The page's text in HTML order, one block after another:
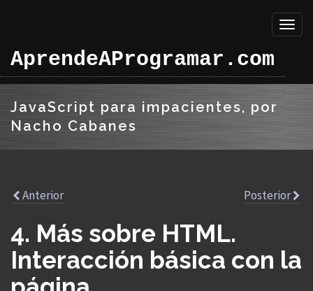
AprendeAProgramar.com
JavaScript para impacientes, por
Nacho Cabanes
Anterior Posterior
4. Más sobre HTML.
Interacción básica con la